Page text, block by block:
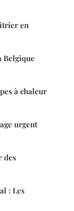
en
Belgique
à chaleur
urgent
des
: Les